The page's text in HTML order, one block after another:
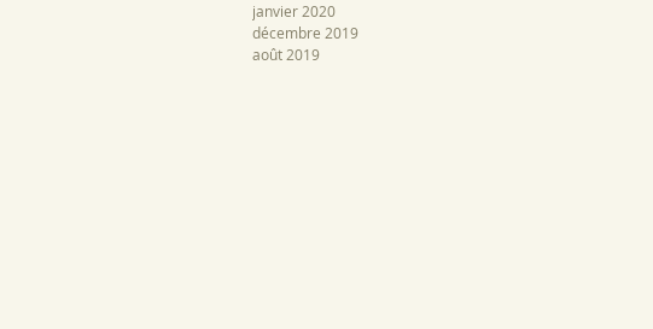
janvier 2020
décembre 2019
août 2019